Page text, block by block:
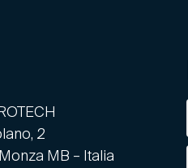
2
MB – Italia